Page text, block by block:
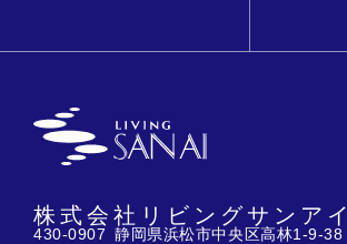
株式会社リビングサンアイ
430-0907 静岡県浜松市中央区高林1-9-38